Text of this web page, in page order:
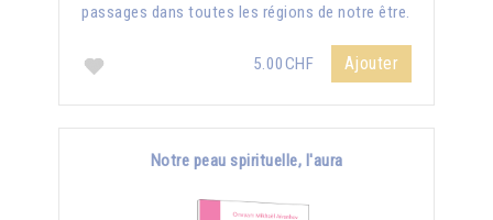
passages dans toutes les régions de notre être.
5.00CHF Ajouter
Notre peau spirituelle, l'aura